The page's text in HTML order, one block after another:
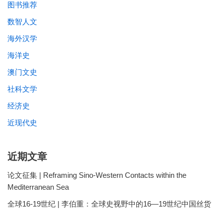
图书推荐
数智人文
海外汉学
海洋史
澳门文史
社科文学
经济史
近现代史
近期文章
论文征集 | Reframing Sino-Western Contacts within the
Mediterranean Sea
全球16-19世纪 | 李伯重：全球史视野中的16—19世纪中国丝货